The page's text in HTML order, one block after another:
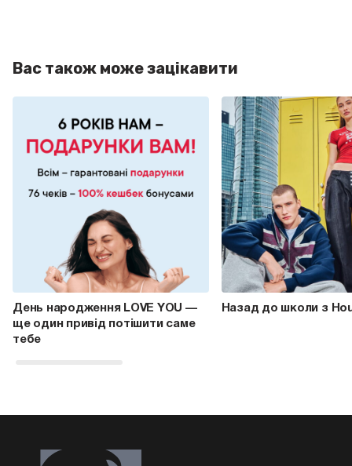
Вас також може зацікавити
День народження LOVE YOU —
ще один привід потішити саме
тебе
Назад до школи з